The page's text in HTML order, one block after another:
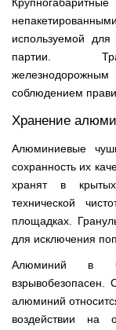
используемой
партии.
соблюдением
Хранение
Алюминиевые
сохранность их
хранят в
технической
площадках.
для исключения
Алюминий в
алюминий
воздействии на